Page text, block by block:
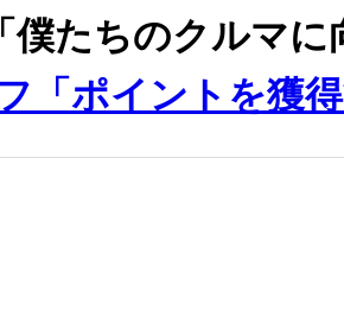
僕たちのクルマ
「ポイントを獲